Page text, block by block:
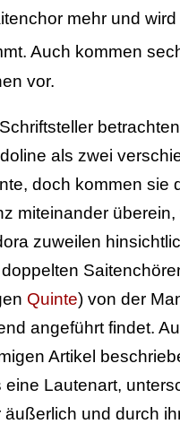
mehr und wird
Auch kommen
vor.
als zwei
doch kommen sie
miteinander
zuweilen
Quinte) von der
angeführt findet.
Artikel
eine Lautenart,
äußerlich und durch